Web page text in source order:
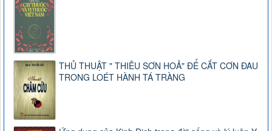
THỦ THUẬT " THIÊU SƠN HOẢ" ĐỂ CẮT CƠN ĐAU
TRONG LOÉT HÀNH TÁ TRÀNG